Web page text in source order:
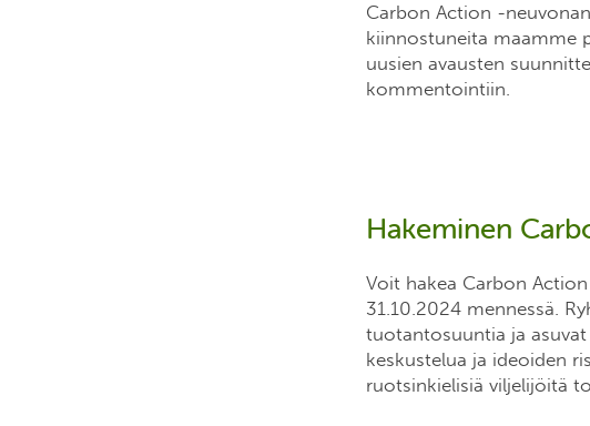
Carbon Action -
kiinnostuneita maamme
uusien avausten
kommentointiin.
Hakeminen
Voit hakea Carbon
31.10.2024 mennessä.
tuotantosuuntia ja
keskustelua ja ideoiden
ruotsinkielisiä viljelijöitä